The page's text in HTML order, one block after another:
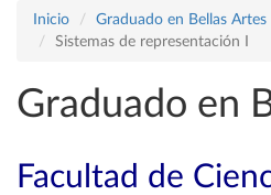
Inicio Graduado en Bellas Artes
Sistemas de representación I
Graduado en
Facultad de